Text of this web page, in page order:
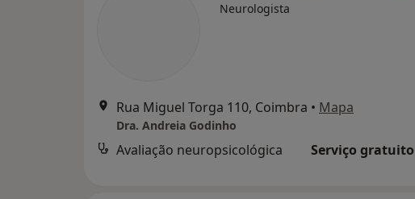
Neurologista
Rua Miguel Torga 110, Coimbra • Mapa
Dra. Andreia Godinho
Avaliação neuropsicológica Serviço gratuito